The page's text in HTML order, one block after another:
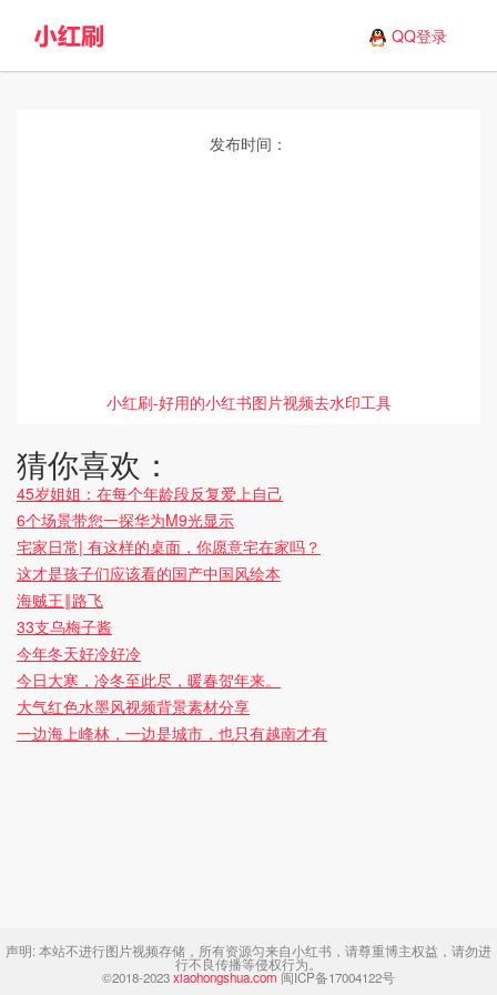
QQ登录
发布时间：
小红刷-好用的小红书图片视频去水印工具
猜你喜欢：
45岁姐姐：在每个年龄段反复爱上自己
6个场景带您一探华为M9光显示
宅家日常| 有这样的桌面，你愿意宅在家吗？
这才是孩子们应该看的国产中国风绘本
海贼王‖路飞
33支乌梅子酱
今年冬天好冷好冷
今日大寒，冷冬至此尽，暖春贺年来。
大气红色水墨风视频背景素材分享
一边海上峰林，一边是城市，也只有越南才有
声明:本站不进行图片视频存储，所有资源匀来自小红书，请尊重博主权益，请勿进
行不良传播等侵权行为。
©2018-2023xiaohongshua.com 闽ICP备17004122号